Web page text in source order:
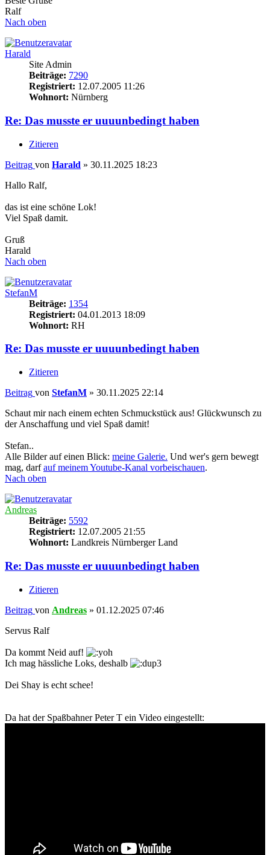
Ralf
Nach oben
Harald
Site Admin
Beiträge: 7290
Registriert: 12.07.2005 11:26
Wohnort: Nürnberg
Re: Das musste er uuuunbedingt haben
Zitieren
Beitrag von Harald » 30.11.2025 18:23
Hallo Ralf,
das ist eine schöne Lok!
Viel Spaß damit.
Gruß
Harald
Nach oben
StefanM
Beiträge: 1354
Registriert: 04.01.2013 18:09
Wohnort: RH
Re: Das musste er uuuunbedingt haben
Zitieren
Beitrag von StefanM » 30.11.2025 22:14
Schaut mir nach einem echten Schmuckstück aus! Glückwunsch zu
der Anschaffung und viel Spaß damit!
Stefan..
Alle Bilder auf einen Blick: meine Galerie. Und wer's gern bewegt
mag, darfauf meinem Youtube-Kanal vorbeischauen.
Nach oben
Andreas
Beiträge: 5592
Registriert: 12.07.2005 21:55
Wohnort: Landkreis Nürnberger Land
Re: Das musste er uuuunbedingt haben
Zitieren
Beitrag von Andreas » 01.12.2025 07:46
Servus Ralf
Da kommt Neid auf!
Ich mag hässliche Loks, deshalb
Dei Shay is echt schee!
Da hat der Spaßbahner Peter T ein Video eingestellt: